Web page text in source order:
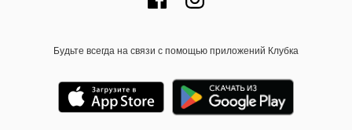
Будьте всегда на связи с помощью приложений Клубка